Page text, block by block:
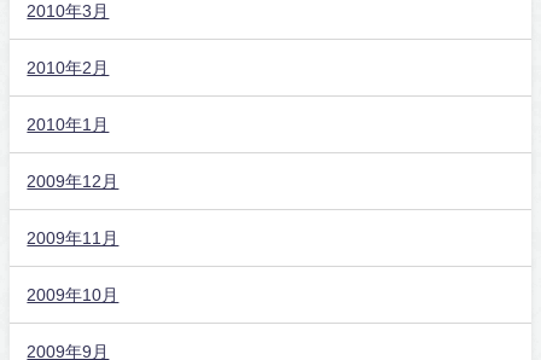
2010年3月
2010年2月
2010年1月
2009年12月
2009年11月
2009年10月
2009年9月